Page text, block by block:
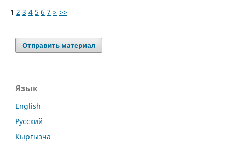
1 2 3 4 5 6 7 > >>
Отправить материал
Язык
English
Русский
Кыргызча